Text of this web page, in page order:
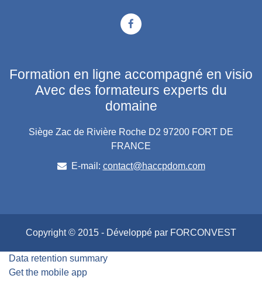
Formation en ligne accompagné en visio
Avec des formateurs experts du
domaine
Siège Zac de Rivière Roche D2 97200 FORT DE
FRANCE
E-mail: contact@haccpdom.com
Copyright © 2015 - Développé par FORCONVEST
Data retention summary
Get the mobile app